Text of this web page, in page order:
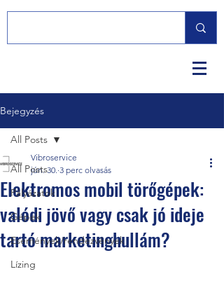
Bejegyzés
All Posts
Pályázatok
Gépek
Események/rendezvények
Lízing
All Posts
Elektromos mobil törőgépek:
valódi jövő vagy csak jó ideje
tartó marketinghullám?
Vibroservice
jún. 30. 3 perc olvasás